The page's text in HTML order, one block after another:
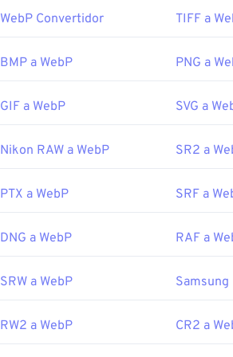
El programa predeterminado para abrir
Microsoft Paint
. Además de Chrome,
Otros visualizadores gratuitos que
Adobe Photoshop, asegúrate de instalar
Lanzamiento inicial:
septiembre de
Enlaces útiles:
Herramientas WebP relacionadas:
WebP Convertidor TIFF a
BMP a WebP PNG a
GIF a WebP SVG a
Nikon RAW a WebP SR2 a
PTX a WebP SRF a
DNG a WebP RAF a
SRW a WebP Samsung
RW2 a WebP CR2 a